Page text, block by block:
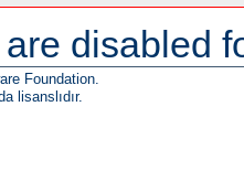
disabled
Foundation.
lisanslıdır.